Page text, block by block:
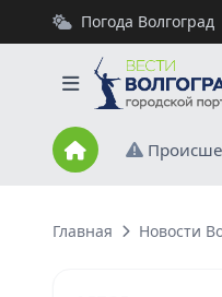
Погода Волгоград
Главная Новости